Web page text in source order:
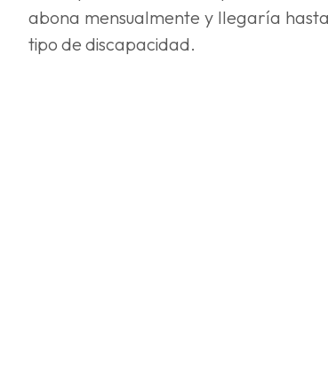
abona mensualmente y llegaría
tipo de discapacidad.